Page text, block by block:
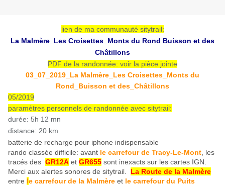
lien de ma communauté sitytrail:
La Malmère_Les Croisettes_Monts du Rond Buisson et des
Châtillons
PDF de la randonnée: voir la pièce jointe
03_07_2019_La Malmère_Les Croisettes_Monts du
Rond_Buisson et des_Châtillons
05/2019
paramètres personnels de randonnée avec sitytrail:
durée: 5h 12 mn
distance: 20 km
batterie de recharge pour iphone indispensable
rando classée difficile: avant le carrefour de Tracy-Le-Mont , les
tracés des GR12A et GR655 sont inexacts sur les cartes IGN.
Merci aux alertes sonores de sitytrail. La Route de la Malmère
entre le carrefour de la Malmère et le carrefour du Puits